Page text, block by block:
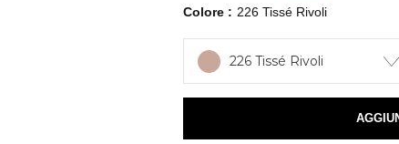
Colore 226 Tissé Rivoli
226 Tissé Rivoli